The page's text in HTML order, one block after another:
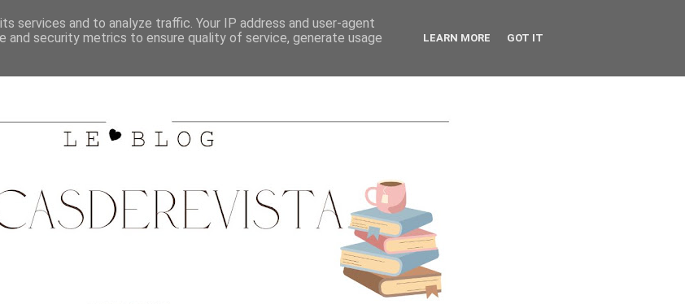
CITY GUIDE BORDEAUX VOYAGES CATEGORIES
services and to analyze traffic. Your IP address and user-agent
and security metrics to ensure quality of service, generate usage
LEARN MORE GOT IT